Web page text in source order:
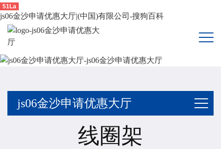
51La
js06金沙申请优惠大厅|(中国)有限公司-搜狗百科
js06金沙申请优惠大厅
线圈架